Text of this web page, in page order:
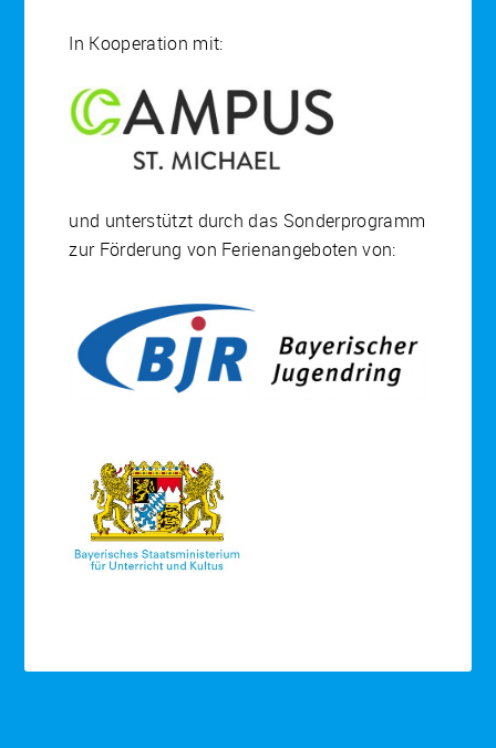
In Kooperation mit:
und unterstützt durch das Sonderprogramm
zur Förderung von Ferienangeboten von: